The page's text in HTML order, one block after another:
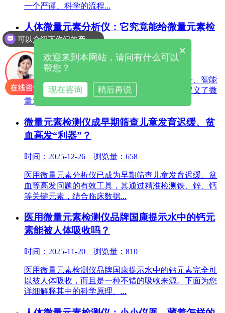
一个严谨、科学的流程...
人体微量元素分析仪：它究竟能给微量元素检
测带来哪些变革？
时间：2026-03-09 浏览量：880
全自动微量元素分析仪通过技术革新、效率提升、智能
化升级、功能拓展及场景覆盖五大变革，重新定义了微
量元素检测的标准，为临床...
微量元素检测仪成早期筛查儿童发育迟缓、贫
血高发“利器”？
时间：2025-12-26 浏览量：658
医用微量元素分析仪已成为早期筛查儿童发育迟缓、贫
血等高发问题的有效工具，其通过精准检测铁、锌、钙
等关键元素，结合临床数据...
医用微量元素检测仪品牌国康提示水中的钙元
素能被人体吸收吗？
时间：2025-11-20 浏览量：810
医用微量元素检测仪品牌国康提示水中的钙元素完全可
以被人体吸收，而且是一种不错的吸收来源。下面为您
详细解释其中的科学原理、...
可以介绍下你们的产品么
×
欢迎来到本网站，请问有什么可以
帮您？
现在咨询 稍后再说